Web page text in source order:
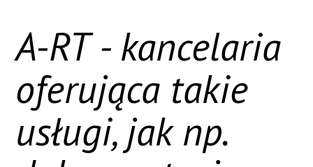
A-RT - kancelaria
oferująca takie
usługi, jak np.